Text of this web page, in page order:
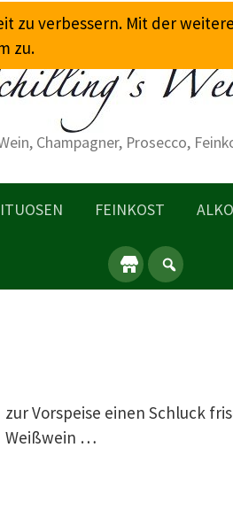
Champagner, Prosecco,
FEINKOST
zur Vorspeise einen Schluck
Weißwein …
zu verbessern. Mit der
zu.